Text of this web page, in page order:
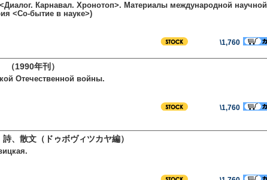
Карнавал. Хронотоп>. Материалы международной научной
<Со-бытие в науке>)
\1,760
1990年刊）
Отечественной войны.
\1,760
散文（ドゥボヴィツカヤ編）